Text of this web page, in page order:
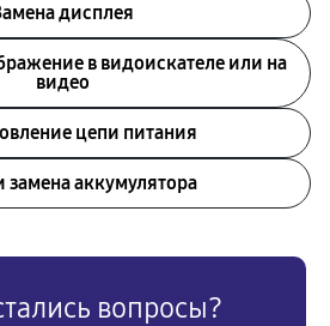
дисплея
в видоискателе или на
видео
цепи питания
замена аккумулятора
вопросы?